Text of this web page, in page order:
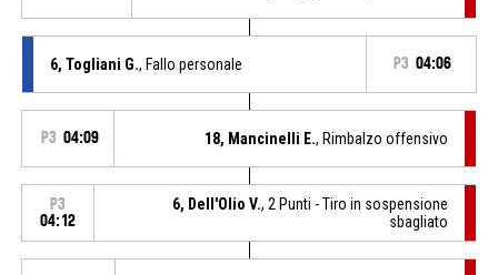
6, Togliani G., Fallo personale P3 04:06
P3 04:09 18, Mancinelli E., Rimbalzo offensivo
P3
04:12
6, Dell'Olio V., 2 Punti - Tiro in sospensione
sbagliato